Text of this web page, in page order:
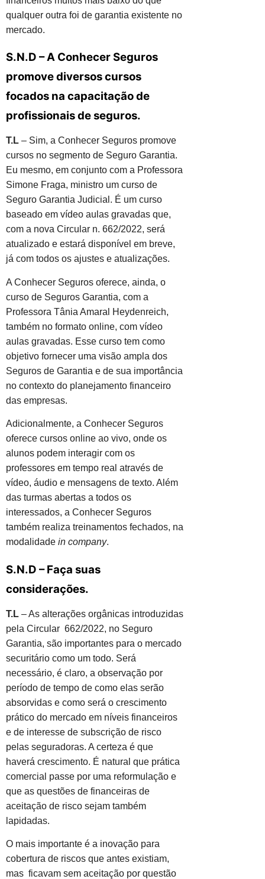
qualquer outra foi de garantia existente no
mercado.
S.N.D – A Conhecer Seguros
promove diversos cursos
focados na capacitação de
profissionais de seguros.
T.L – Sim, a Conhecer Seguros promove
cursos no segmento de Seguro Garantia.
Eu mesmo, em conjunto com a Professora
Simone Fraga, ministro um curso de
Seguro Garantia Judicial. É um curso
baseado em vídeo aulas gravadas que,
com a nova Circular n. 662/2022, será
atualizado e estará disponível em breve,
já com todos os ajustes e atualizações.
A Conhecer Seguros oferece, ainda, o
curso de Seguros Garantia, com a
Professora Tânia Amaral Heydenreich,
também no formato online, com vídeo
aulas gravadas. Esse curso tem como
objetivo fornecer uma visão ampla dos
Seguros de Garantia e de sua importância
no contexto do planejamento financeiro
das empresas.
Adicionalmente, a Conhecer Seguros
oferece cursos online ao vivo, onde os
alunos podem interagir com os
professores em tempo real através de
vídeo, áudio e mensagens de texto. Além
das turmas abertas a todos os
interessados, a Conhecer Seguros
também realiza treinamentos fechados, na
modalidade in company.
S.N.D – Faça suas
considerações.
T.L – As alterações orgânicas introduzidas
pela Circular 662/2022, no Seguro
Garantia, são importantes para o mercado
securitário como um todo. Será
necessário, é claro, a observação por
período de tempo de como elas serão
absorvidas e como será o crescimento
prático do mercado em níveis financeiros
e de interesse de subscrição de risco
pelas seguradoras. A certeza é que
haverá crescimento. É natural que prática
comercial passe por uma reformulação e
que as questões de financeiras de
aceitação de risco sejam também
lapidadas.
O mais importante é a inovação para
cobertura de riscos que antes existiam,
mas ficavam sem aceitação por questão